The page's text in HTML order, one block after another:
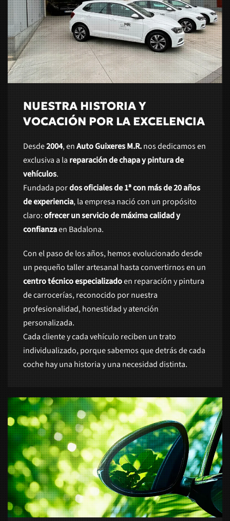
NUESTRA HISTORIA Y
VOCACIÓN POR LA EXCELENCIA
Desde2004, enAuto Guixeres M.R.nos dedicamos en
exclusiva a la reparación de chapa y pintura de
vehículos.
Fundada pordos oficiales de 1ª con más de 20 años
de experiencia, la empresa nació con un propósito
claro:ofrecer un servicio de máxima calidad y
confianzaen Badalona.
Con el paso de los años, hemos evolucionado desde
un pequeño taller artesanal hasta convertirnos en un
centro técnico especializadoen reparación y pintura
de carrocerías, reconocido por nuestra
profesionalidad, honestidad y atención
personalizada.
Cada cliente y cada vehículo reciben un trato
individualizado, porque sabemos que detrás de cada
coche hay una historia y una necesidad distinta.